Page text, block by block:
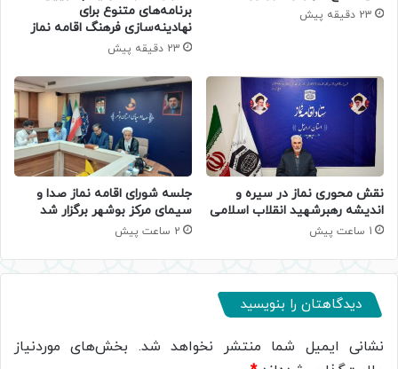
23 دقیقه پیش
برنامه‌های متنوع برای
نهادینه‌سازی فرهنگ اقامه نماز
23 دقیقه پیش
نقش محوری نماز در سیره و
اندیشه رهبرشهید انقلاب اسلامی
1 ساعت پیش
جلسه شورای اقامه نماز صدا و
سیمای مرکز بوشهر برگزار شد
2 ساعت پیش
دیدگاهتان را بنویسید
نشانی ایمیل شما منتشر نخواهد شد. بخش‌های موردنیاز